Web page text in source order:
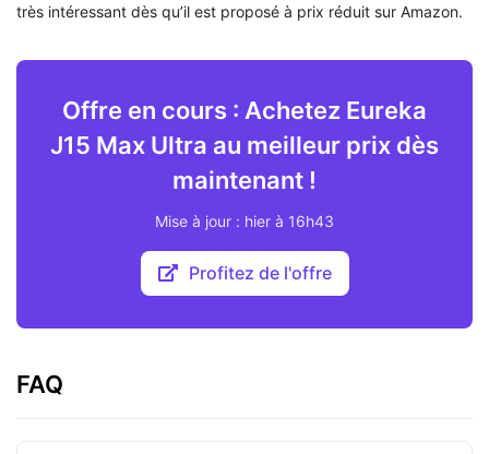
très intéressant dès qu’il est proposé à prix réduit sur Amazon.
Offre en cours : Achetez Eureka
J15 Max Ultra au meilleur prix dès
maintenant !
Mise à jour : hier à 16h43
Profitez de l'offre
FAQ